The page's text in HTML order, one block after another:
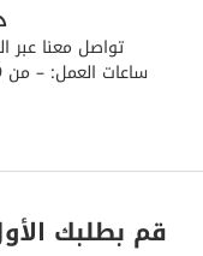
تواصل معنا عبر